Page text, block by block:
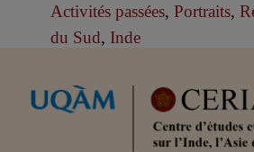
Activités passées, Portraits,
du Sud, Inde
Partenaires